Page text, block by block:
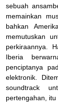
sebuah
memainkan
bahkan
memutuskan
perkiraannya.
Iberia
penciptanya
elektronik.
soundtrack
pertengahan, itu